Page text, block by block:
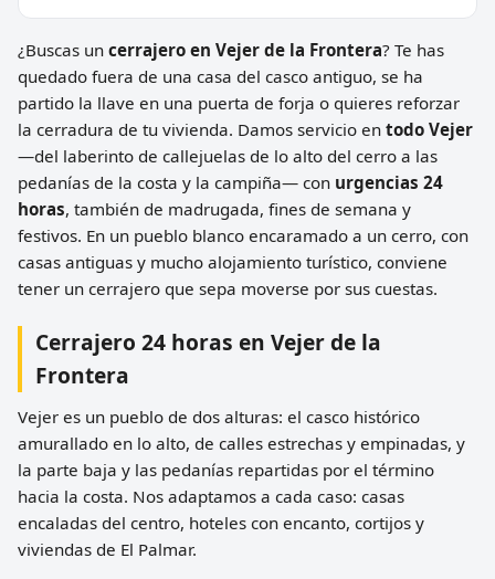
¿Buscas un cerrajero en Vejer de la Frontera? Te has
quedado fuera de una casa del casco antiguo, se ha
partido la llave en una puerta de forja o quieres reforzar
la cerradura de tu vivienda. Damos servicio en todo Vejer
—del laberinto de callejuelas de lo alto del cerro a las
pedanías de la costa y la campiña— con urgencias 24
horas, también de madrugada, fines de semana y
festivos. En un pueblo blanco encaramado a un cerro, con
casas antiguas y mucho alojamiento turístico, conviene
tener un cerrajero que sepa moverse por sus cuestas.
Cerrajero 24 horas en Vejer de la
Frontera
Vejer es un pueblo de dos alturas: el casco histórico
amurallado en lo alto, de calles estrechas y empinadas, y
la parte baja y las pedanías repartidas por el término
hacia la costa. Nos adaptamos a cada caso: casas
encaladas del centro, hoteles con encanto, cortijos y
viviendas de El Palmar.